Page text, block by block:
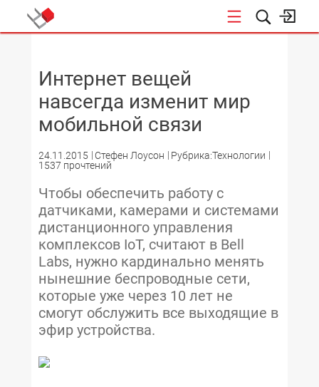
Интернет вещей
навсегда изменит мир
мобильной связи
24.11.2015 Стефен Лоусон
Рубрика:Технологии
1537 прочтений
Чтобы обеспечить работу с
датчиками, камерами и системами
дистанционного управления
комплексов IoT, считают в Bell
Labs, нужно кардинально менять
нынешние беспроводные сети,
которые уже через 10 лет не
смогут обслужить все выходящие в
эфир устройства.